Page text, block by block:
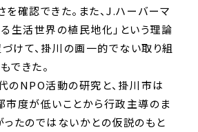
を確認できた。また、J.ハーバーマ
る生活世界の植民地化」という理論
けて、掛川の画一的でない取り組
できた。
のNPO活動の研究と、掛川市は
市度が低いことから行政主導のま
ったのではないかとの仮説のもと